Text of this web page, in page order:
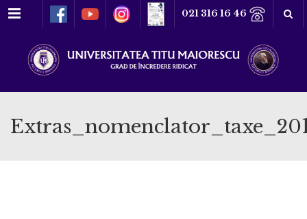
Meniu 021 316 16 46